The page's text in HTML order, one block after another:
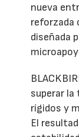
nueva
reforzada
diseñada
superar
rígidos y
El